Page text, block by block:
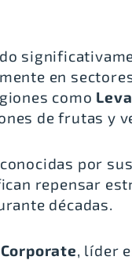
en
como
de frutas y
por
repensar
décadas.
, líder